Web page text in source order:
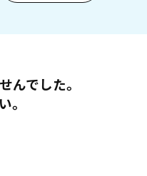
んでした。
。